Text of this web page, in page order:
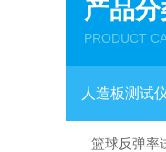
产品
PRODUCT
人造板测试
篮球反弹率